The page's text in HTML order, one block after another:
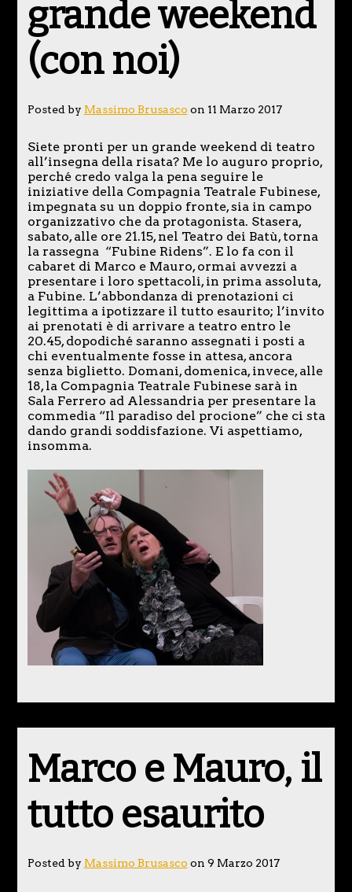
grande weekend
(con noi)
Posted by Massimo Brusasco on 11 Marzo 2017
Siete pronti per un grande weekend di teatro
all’insegna della risata? Me lo auguro proprio,
perché credo valga la pena seguire le
iniziative della Compagnia Teatrale Fubinese,
impegnata su un doppio fronte, sia in campo
organizzativo che da protagonista. Stasera,
sabato, alle ore 21.15, nel Teatro dei Batù, torna
la rassegna “Fubine Ridens”. E lo fa con il
cabaret di Marco e Mauro, ormai avvezzi a
presentare i loro spettacoli, in prima assoluta,
a Fubine. L’abbondanza di prenotazioni ci
legittima a ipotizzare il tutto esaurito; l’invito
ai prenotati è di arrivare a teatro entro le
20.45, dopodiché saranno assegnati i posti a
chi eventualmente fosse in attesa, ancora
senza biglietto. Domani, domenica, invece, alle
18, la Compagnia Teatrale Fubinese sarà in
Sala Ferrero ad Alessandria per presentare la
commedia “Il paradiso del procione” che ci sta
dando grandi soddisfazione. Vi aspettiamo,
insomma.
Marco e Mauro, il
tutto esaurito
Posted by Massimo Brusasco on 9 Marzo 2017